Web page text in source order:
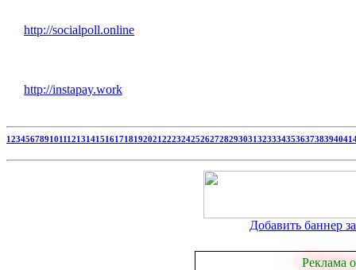
http://socialpoll.online
http://instapay.work
1234567891011121314151617181920212223242526272829303132333435363738394041
Добавить баннер
Реклама